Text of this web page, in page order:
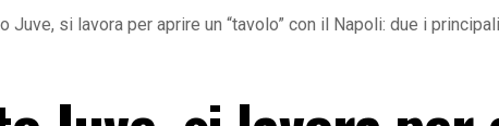
Juve, si lavora per aprire un “tavolo” con il Napoli: due i